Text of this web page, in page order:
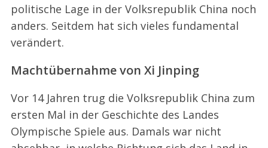
politische Lage in der Volksrepublik China noch
anders. Seitdem hat sich vieles fundamental
verändert.
Machtübernahme von Xi Jinping
Vor 14 Jahren trug die Volksrepublik China zum
ersten Mal in der Geschichte des Landes
Olympische Spiele aus. Damals war nicht